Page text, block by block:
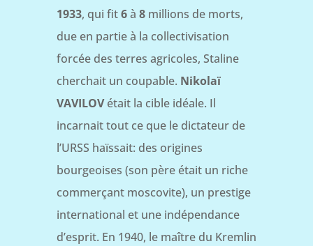
1933, qui fit6à 8millions de morts,
due en partie à la collectivisation
forcée des terres agricoles, Staline
cherchait un coupable. Nikolaï
VAVILOVétait la cible idéale. Il
incarnait tout ce que le dictateur de
l’URSS haïssait: des origines
bourgeoises (son père était un riche
commerçant moscovite), un prestige
international et une indépendance
d’esprit. En 1940, le maître du Kremlin